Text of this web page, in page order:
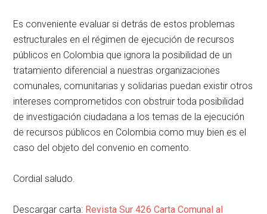
Es conveniente evaluar si detrás de estos problemas
estructurales en el régimen de ejecución de recursos
públicos en Colombia que ignora la posibilidad de un
tratamiento diferencial a nuestras organizaciones
comunales, comunitarias y solidarias puedan existir otros
intereses comprometidos con obstruir toda posibilidad
de investigación ciudadana a los temas de la ejecución
de recursos públicos en Colombia como muy bien es el
caso del objeto del convenio en comento.
Cordial saludo.
Descargar carta: Revista Sur 426 Carta Comunal al